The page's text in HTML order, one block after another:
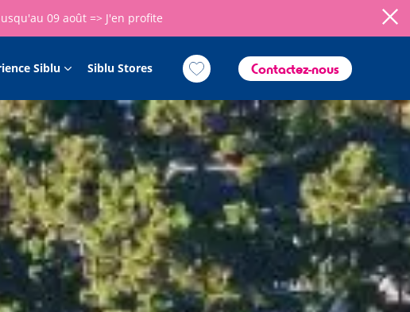
09 août => J'en profite
Siblu Siblu Stores Contactez-nous